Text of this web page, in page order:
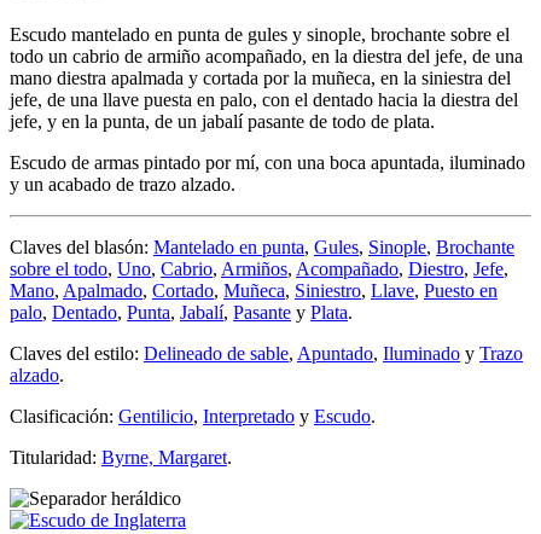
Escudo mantelado en punta de gules y sinople, brochante sobre el
todo un cabrio de armiño acompañado, en la diestra del jefe, de una
mano diestra apalmada y cortada por la muñeca, en la siniestra del
jefe, de una llave puesta en palo, con el dentado hacia la diestra del
jefe, y en la punta, de un jabalí pasante de todo de plata.
Escudo de armas pintado por mí, con una boca apuntada, iluminado
y un acabado de trazo alzado.
Claves del blasón: Mantelado en punta, Gules, Sinople, Brochante
sobre el todo, Uno, Cabrio, Armiños, Acompañado, Diestro, Jefe,
Mano, Apalmado, Cortado, Muñeca, Siniestro, Llave, Puesto en
palo, Dentado, Punta, Jabalí, Pasante y Plata.
Claves del estilo: Delineado de sable, Apuntado, Iluminado y Trazo
alzado.
Clasificación: Gentilicio, Interpretado y Escudo.
Titularidad: Byrne, Margaret.